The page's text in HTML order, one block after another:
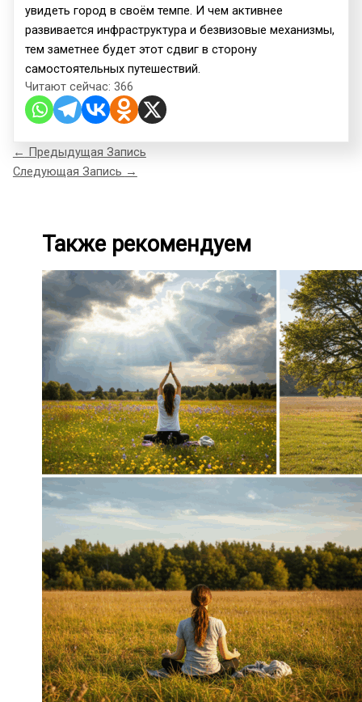
увидеть город в своём темпе. И чем активнее
развивается инфраструктура и безвизовые механизмы,
тем заметнее будет этот сдвиг в сторону
самостоятельных путешествий.
Читают сейчас: 366
← Предыдущая Запись
Следующая Запись →
Также рекомендуем